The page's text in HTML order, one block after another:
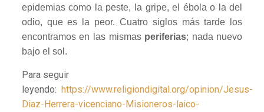
epidemias como la peste, la gripe, el ébola o la del
odio, que es la peor. Cuatro siglos más tarde los
encontramos en las mismas periferias; nada nuevo
bajo el sol.
Para seguir
leyendo: https://www.religiondigital.org/opinion/Jesus-
Diaz-Herrera-vicenciano-Misioneros-laico-